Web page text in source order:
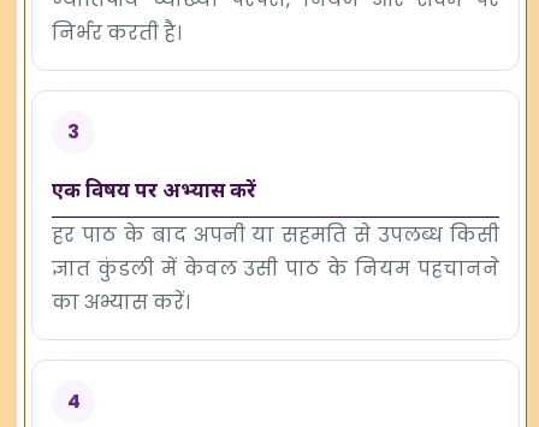
निर्भर करती है।
3
एक विषय पर अभ्यास करें
हर पाठ के बाद अपनी या सहमति से उपलब्ध किसी
ज्ञात कुंडली में केवल उसी पाठ के नियम पहचानने
का अभ्यास करें।
4